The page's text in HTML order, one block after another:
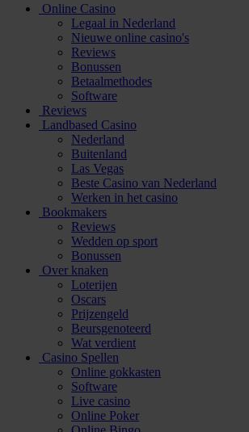
Online Casino
Legaal in Nederland
Nieuwe online casino's
Reviews
Bonussen
Betaalmethodes
Software
Reviews
Landbased Casino
Nederland
Buitenland
Las Vegas
Beste Casino van Nederland
Werken in het casino
Bookmakers
Reviews
Wedden op sport
Bonussen
Over knaken
Loterijen
Oscars
Prijzengeld
Beursgenoteerd
Wat verdient
Casino Spellen
Online gokkasten
Software
Live casino
Online Poker